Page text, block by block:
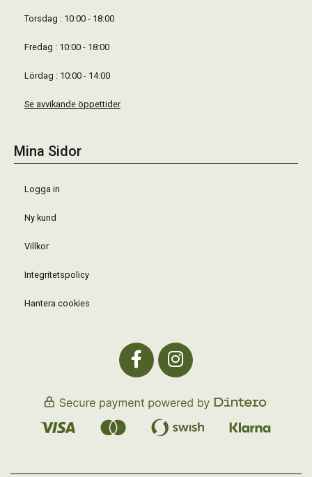
Torsdag : 10:00 - 18:00
Fredag : 10:00 - 18:00
Lördag : 10:00 - 14:00
Se avvikande öppettider
Mina Sidor
Logga in
Ny kund
Villkor
Integritetspolicy
Hantera cookies